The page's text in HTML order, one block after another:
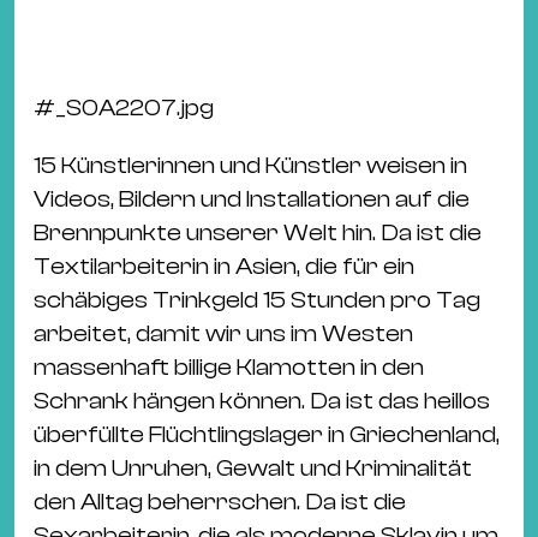
# _S0A2207.jpg
15 Künstlerinnen und Künstler weisen in
Videos, Bildern und Installationen auf die
Brennpunkte unserer Welt hin. Da ist die
Textilarbeiterin in Asien, die für ein
schäbiges Trinkgeld 15 Stunden pro Tag
arbeitet, damit wir uns im Westen
massenhaft billige Klamotten in den
Schrank hängen können. Da ist das heillos
überfüllte Flüchtlingslager in Griechenland,
in dem Unruhen, Gewalt und Kriminalität
den Alltag beherrschen. Da ist die